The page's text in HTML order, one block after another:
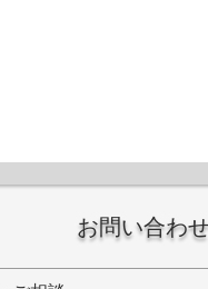
お問い合わ